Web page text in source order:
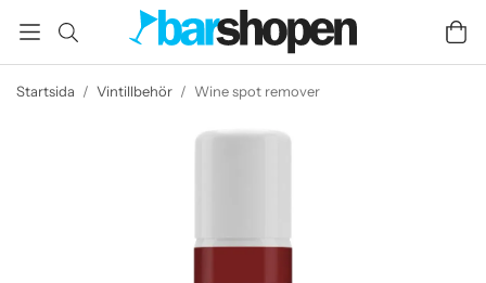
Startsida / Vintillbehör / Wine spot remover